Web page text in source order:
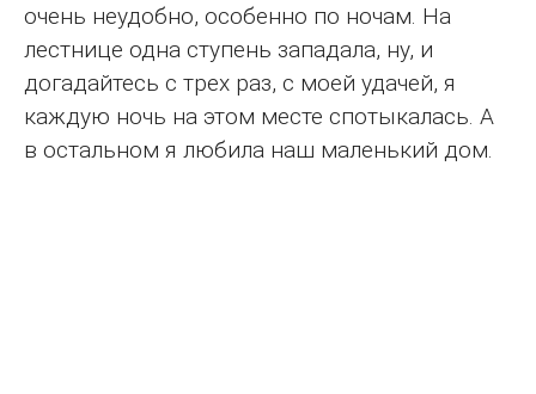
очень неудобно, особенно по ночам. На
лестнице одна ступень западала, ну, и
догадайтесь с трех раз, с моей удачей, я
каждую ночь на этом месте спотыкалась. А
в остальном я любила наш маленький дом.